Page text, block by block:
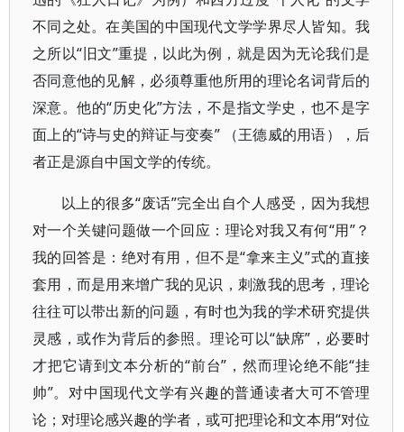
不同之处。在美国的中国现代文学学界尽人皆知。我
之所以“旧文”重提，以此为例，就是因为无论我们是
否同意他的见解，必须尊重他所用的理论名词背后的
深意。他的“历史化”方法，不是指文学史，也不是字
面上的“诗与史的辩证与变奏” （王德威的用语），后
者正是源自中国文学的传统。
以上的很多“废话”完全出自个人感受，因为我想
对一个关键问题做一个回应：理论对我又有何“用”？
我的回答是：绝对有用，但不是“拿来主义”式的直接
套用，而是用来增广我的见识，刺激我的思考，理论
往往可以带出新的问题，有时也为我的学术研究提供
灵感，或作为背后的参照。理论可以“缺席”，必要时
才把它请到文本分析的“前台”，然而理论绝不能“挂
帅”。对中国现代文学有兴趣的普通读者大可不管理
论；对理论感兴趣的学者，或可把理论和文本用“对位